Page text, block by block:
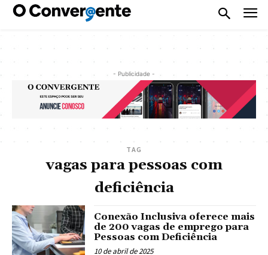
- Publicidade -
TAG
vagas para pessoas com
deficiência
Conexão Inclusiva oferece mais
de 200 vagas de emprego para
Pessoas com Deficiência
10 de abril de 2025